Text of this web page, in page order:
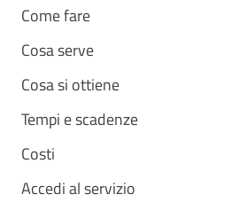
Come fare
Cosa serve
Cosa si ottiene
Tempi e scadenze
Costi
Accedi al servizio